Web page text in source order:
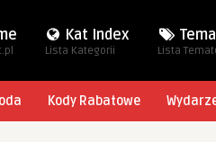
Kat Index
Lista Kategorii Lista
Kody Rabatowe